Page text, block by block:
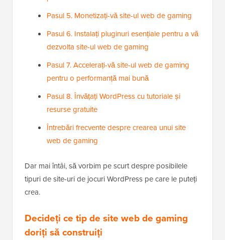
Pasul 5. Monetizați-vă site-ul web de gaming
Pasul 6. Instalați pluginuri esențiale pentru a vă
dezvolta site-ul web de gaming
Pasul 7. Accelerați-vă site-ul web de gaming
pentru o performanță mai bună
Pasul 8. Învățați WordPress cu tutoriale și
resurse gratuite
Întrebări frecvente despre crearea unui site
web de gaming
Dar mai întâi, să vorbim pe scurt despre posibilele
tipuri de site-uri de jocuri WordPress pe care le puteți
crea.
Decideți ce tip de site web de gaming
doriți să construiți